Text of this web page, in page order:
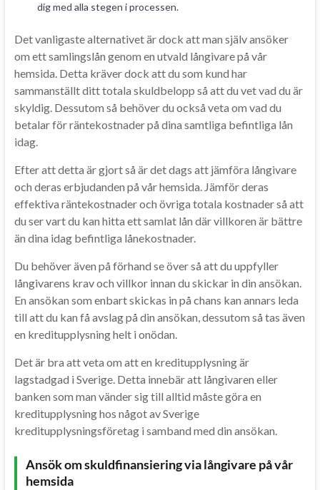
dig med alla stegen i processen.
Det vanligaste alternativet är dock att man själv ansöker
om ett samlingslån genom en utvald långivare på vår
hemsida. Detta kräver dock att du som kund har
sammanställt ditt totala skuldbelopp så att du vet vad du är
skyldig. Dessutom så behöver du också veta om vad du
betalar för räntekostnader på dina samtliga befintliga lån
idag.
Efter att detta är gjort så är det dags att jämföra långivare
och deras erbjudanden på vår hemsida. Jämför deras
effektiva räntekostnader och övriga totala kostnader så att
du ser vart du kan hitta ett samlat lån där villkoren är bättre
än dina idag befintliga lånekostnader.
Du behöver även på förhand se över så att du uppfyller
långivarens krav och villkor innan du skickar in din ansökan.
En ansökan som enbart skickas in på chans kan annars leda
till att du kan få avslag på din ansökan, dessutom så tas även
en kreditupplysning helt i onödan.
Det är bra att veta om att en kreditupplysning är
lagstadgad i Sverige. Detta innebär att långivaren eller
banken som man vänder sig till alltid måste göra en
kreditupplysning hos något av Sverige
kreditupplysningsföretag i samband med din ansökan.
Ansök om skuldfinansiering via långivare på vår
hemsida